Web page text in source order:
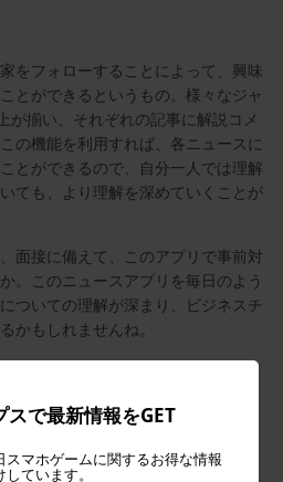
をフォローすることによって、興味
とができるというもの。様々なジャ
が揃い、それぞれの記事に解説コメ
の機能を利用すれば、各ニュースに
とができるので、自分一人では理解
ても、より理解を深めていくことが
面接に備えて、このアプリで事前対
。このニュースアプリを毎日のよう
ついての理解が深まり、ビジネスチ
かもしれませんね。
スで最新情報をGET
スマホゲームに関するお得な情報
ています。